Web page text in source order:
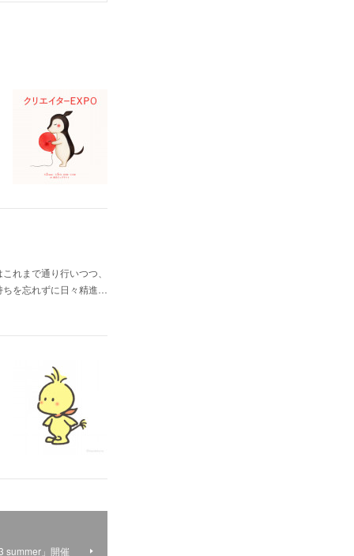
れまで通り行いつつ、
ちを忘れずに日々精進…
summer」開催